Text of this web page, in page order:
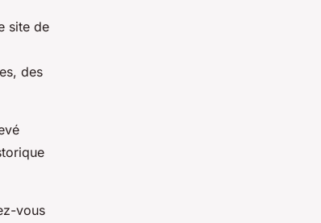
site de
des
vous